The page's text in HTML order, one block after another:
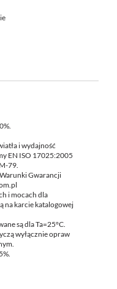
i wydajność
EN ISO 17025:2005
79.
Gwarancji
i mocach dla
na karcie katalogowej
są dla Ta=25°C.
wyłącznie opraw